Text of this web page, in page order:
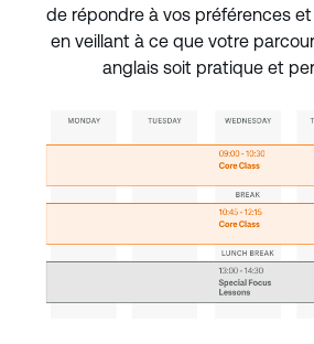
de répondre à vos préférences
en veillant à ce que votre
anglais soit pratique et